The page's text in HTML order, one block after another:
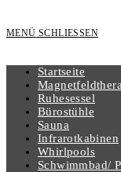
MENÜ SCHLIESSEN
Startseite
Ruhesessel
Bürostühle
Sauna
Infrarotkabinen
Whirlpools
Schwimmbad/